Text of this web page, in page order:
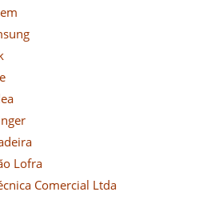
Lofra
Comercial Ltda